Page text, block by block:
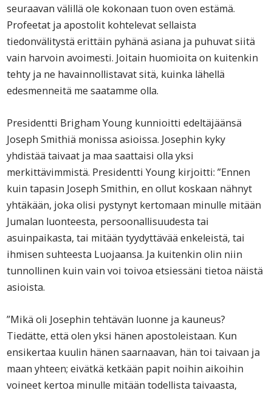
seuraavan välillä ole kokonaan tuon oven estämä.
Profeetat ja apostolit kohtelevat sellaista
tiedonvälitystä erittäin pyhänä asiana ja puhuvat siitä
vain harvoin avoimesti. Joitain huomioita on kuitenkin
tehty ja ne havainnollistavat sitä, kuinka lähellä
edesmenneitä me saatamme olla.
Presidentti Brigham Young kunnioitti edeltäjäänsä
Joseph Smithiä monissa asioissa. Josephin kyky
yhdistää taivaat ja maa saattaisi olla yksi
merkittävimmistä. Presidentti Young kirjoitti: ”Ennen
kuin tapasin Joseph Smithin, en ollut koskaan nähnyt
yhtäkään, joka olisi pystynyt kertomaan minulle mitään
Jumalan luonteesta, persoonallisuudesta tai
asuinpaikasta, tai mitään tyydyttävää enkeleistä, tai
ihmisen suhteesta Luojaansa. Ja kuitenkin olin niin
tunnollinen kuin vain voi toivoa etsiessäni tietoa näistä
asioista.
”Mikä oli Josephin tehtävän luonne ja kauneus?
Tiedätte, että olen yksi hänen apostoleistaan. Kun
ensikertaa kuulin hänen saarnaavan, hän toi taivaan ja
maan yhteen; eivätkä ketkään papit noihin aikoihin
voineet kertoa minulle mitään todellista taivaasta,